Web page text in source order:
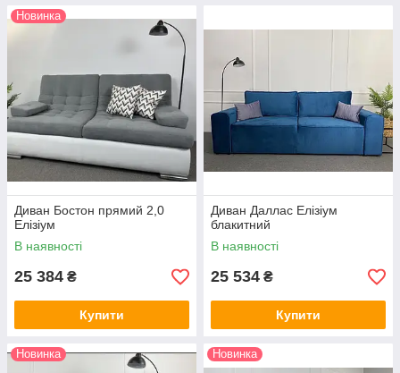
Новинка
Диван Бостон прямий 2,0
Елізіум
В наявності
25 384 ₴
Купити
Диван Даллас Елізіум
блакитний
В наявності
25 534 ₴
Купити
Новинка Новинка